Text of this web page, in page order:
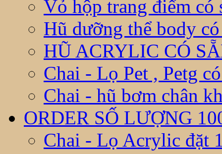
Vỏ hộp trang điểm có
Hũ dưỡng thể body có
HŨ ACRYLIC CÓ
Chai - Lọ Pet , Petg
Chai - hũ bơm chân
ORDER SỐ LƯỢNG
Chai - Lọ Acrylic đặt